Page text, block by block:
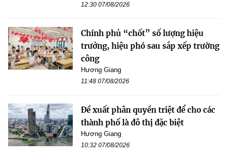
12:30 07/08/2026
Chính phủ “chốt” số lượng hiệu
trưởng, hiệu phó sau sắp xếp trường
công
Hương Giang
11:48 07/08/2026
Đề xuất phân quyền triệt để cho các
thành phố là đô thị đặc biệt
Hương Giang
10:32 07/08/2026